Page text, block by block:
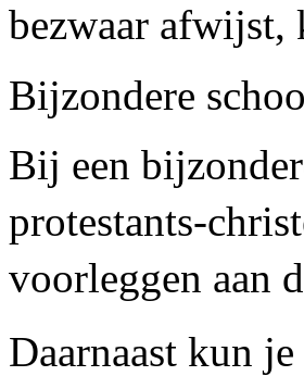
bezwaar afwijst,
Bijzondere
Bij een
protestants-
voorleggen aan
Daarnaast kun